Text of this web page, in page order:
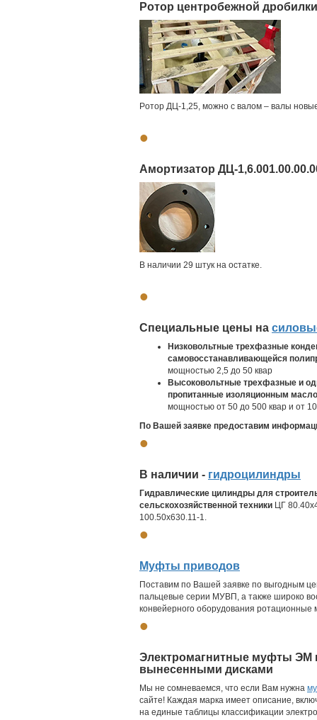
Ротор центробежной
Poтop ДЦ-1,25, мoжнo с валом – валы
•
Амортизатор ДЦ-
В наличии 29 штук на остаткe.
•
Специальные цены на
Низковольтные трехфазные
самовосстанавливающейся
мощностью 2,5 до 50 квар
Высоковольтные трехфазные и
пропитанные изоляционным
мощностью от 50 до 500 квар и от
По Вашей заявке предоставим
•
В наличии - гидроцилиндры
Гидравлические цилиндры для
сельскохозяйственной техники ЦГ
100.50х630.11-1.
•
Муфты приводов
Поставим по Вашей заявке по выгодным
пальцевые серии МУВП, а также широко
конвейерного оборудования
•
Электромагнитные муфты ЭМ
вынесенными дисками
Мы не сомневаемся, что если Вам нужна
сайте! Каждая марка имеет описание,
на единые таблицы классификации